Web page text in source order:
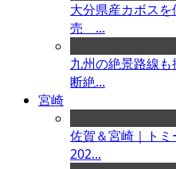
大分県産カボス
売 ...
九州の絶景路線
断絶...
宮崎
佐賀＆宮崎｜ト
202...